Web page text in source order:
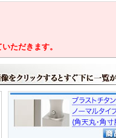
ただきます。